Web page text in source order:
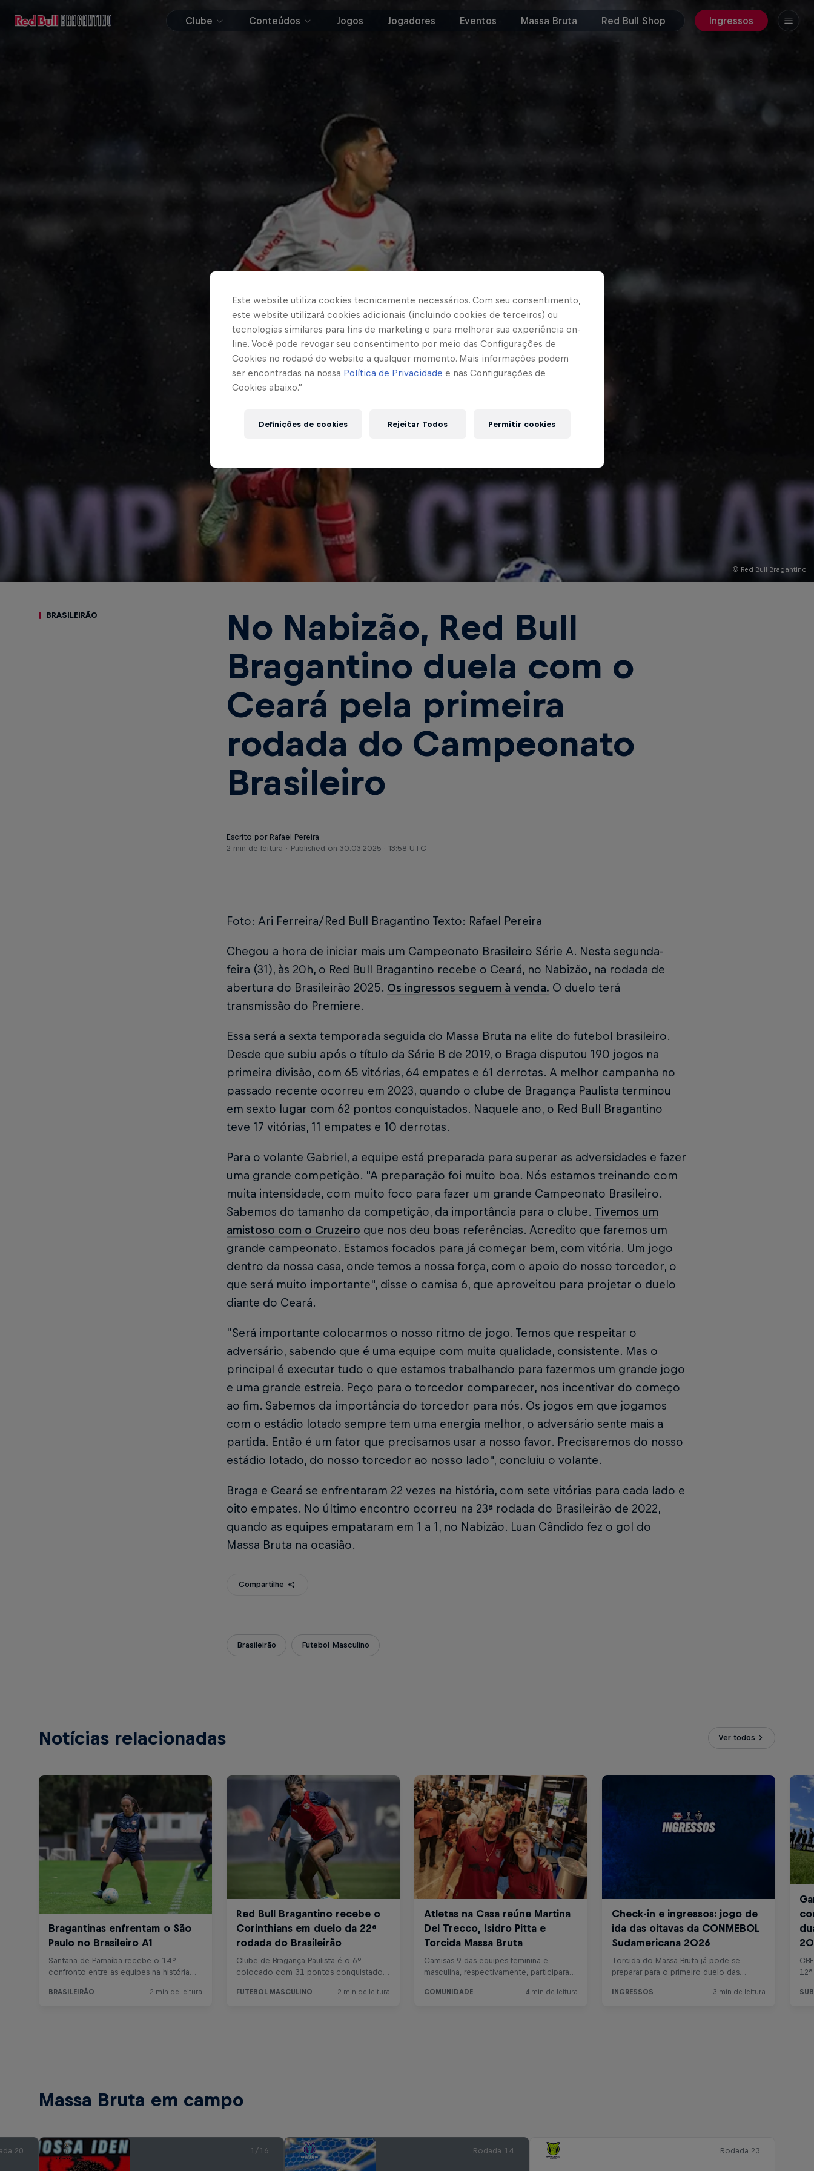
Clube Conteúdos Jogos Jogadores Eventos Massa Bruta Red Bull Shop Ingressos
© Red Bull Bragantino
BRASILEIRÃO
No Nabizão, Red Bull
Bragantino duela com o
Ceará pela primeira
rodada do Campeonato
Brasileiro
Escrito por Rafael Pereira
2 min de leitura
Published on 30.03.2025 · 13:58 UTC
Foto: Ari Ferreira/Red Bull Bragantino Texto: Rafael Pereira
Chegou a hora de iniciar mais um Campeonato Brasileiro Série A. Nesta segunda-
feira (31), às 20h, o Red Bull Bragantino recebe o Ceará, no Nabizão, na rodada de
abertura do Brasileirão 2025. Os ingressos seguem à venda. O duelo terá
transmissão do Premiere.
Essa será a sexta temporada seguida do Massa Bruta na elite do futebol brasileiro.
Desde que subiu após o título da Série B de 2019, o Braga disputou 190 jogos na
primeira divisão, com 65 vitórias, 64 empates e 61 derrotas. A melhor campanha no
passado recente ocorreu em 2023, quando o clube de Bragança Paulista terminou
em sexto lugar com 62 pontos conquistados. Naquele ano, o Red Bull Bragantino
teve 17 vitórias, 11 empates e 10 derrotas.
Para o volante Gabriel, a equipe está preparada para superar as adversidades e fazer
uma grande competição. "A preparação foi muito boa. Nós estamos treinando com
muita intensidade, com muito foco para fazer um grande Campeonato Brasileiro.
Sabemos do tamanho da competição, da importância para o clube. Tivemos um
amistoso com o Cruzeiro que nos deu boas referências. Acredito que faremos um
grande campeonato. Estamos focados para já começar bem, com vitória. Um jogo
dentro da nossa casa, onde temos a nossa força, com o apoio do nosso torcedor, o
que será muito importante", disse o camisa 6, que aproveitou para projetar o duelo
diante do Ceará.
"Será importante colocarmos o nosso ritmo de jogo. Temos que respeitar o
adversário, sabendo que é uma equipe com muita qualidade, consistente. Mas o
principal é executar tudo o que estamos trabalhando para fazermos um grande jogo
e uma grande estreia. Peço para o torcedor comparecer, nos incentivar do começo
ao fim. Sabemos da importância do torcedor para nós. Os jogos em que jogamos
com o estádio lotado sempre tem uma energia melhor, o adversário sente mais a
partida. Então é um fator que precisamos usar a nosso favor. Precisaremos do nosso
estádio lotado, do nosso torcedor ao nosso lado", concluiu o volante.
Braga e Ceará se enfrentaram 22 vezes na história, com sete vitórias para cada lado e
oito empates. No último encontro ocorreu na 23ª rodada do Brasileirão de 2022,
quando as equipes empataram em 1 a 1, no Nabizão. Luan Cândido fez o gol do
Massa Bruta na ocasião.
Compartilhe
Brasileirão Futebol Masculino
Notícias relacionadas Ver todos
Massa Bruta em campo
20 1/16 Rodada 14 Rodada 23
Este website utiliza cookies tecnicamente necessários. Com seu consentimento,
este website utilizará cookies adicionais (incluindo cookies de terceiros) ou
tecnologias similares para fins de marketing e para melhorar sua experiência on-
line. Você pode revogar seu consentimento por meio das Configurações de
Cookies no rodapé do website a qualquer momento. Mais informações podem
ser encontradas na nossa Política de Privacidade e nas Configurações de
Cookies abaixo.”
Definições de cookies Rejeitar Todos Permitir cookies